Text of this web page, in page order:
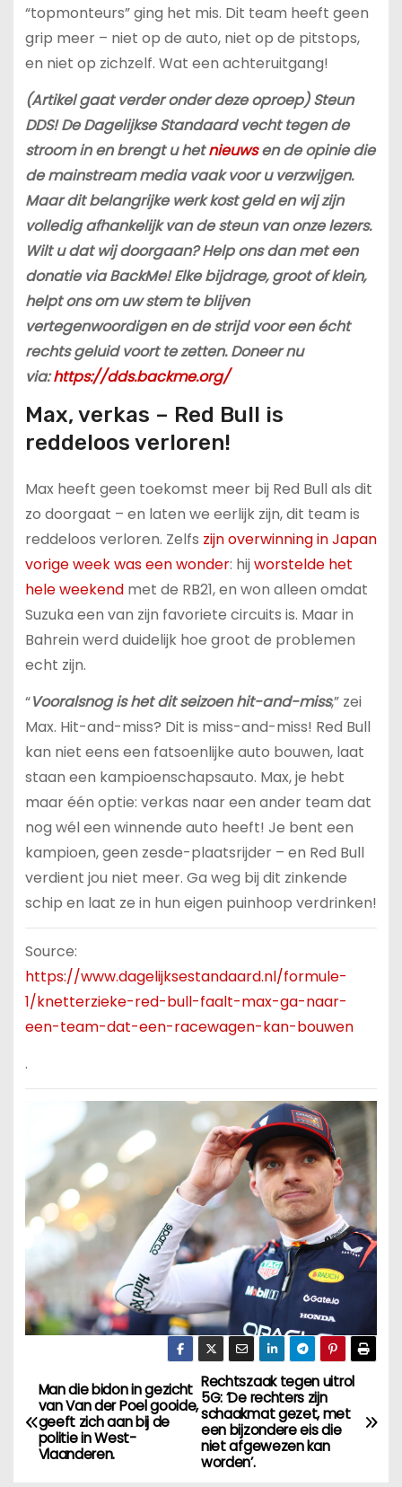
“topmonteurs” ging het mis. Dit team heeft geen
grip meer – niet op de auto, niet op de pitstops,
en niet op zichzelf. Wat een achteruitgang!
(Artikel gaat verder onder deze oproep) Steun
DDS! De Dagelijkse Standaard vecht tegen de
stroom in en brengt u hetnieuwsen de opinie die
de mainstream media vaak voor u verzwijgen.
Maar dit belangrijke werk kost geld en wij zijn
volledig afhankelijk van de steun van onze lezers.
Wilt u dat wij doorgaan? Help ons dan met een
donatie via BackMe! Elke bijdrage, groot of klein,
helpt ons om uw stem te blijven
vertegenwoordigen en de strijd voor een écht
rechts geluid voort te zetten. Doneer nu
via:https://dds.backme.org/
Max, verkas – Red Bull is
reddeloos verloren!
Max heeft geen toekomst meer bij Red Bull als dit
zo doorgaat – en laten we eerlijk zijn, dit team is
reddeloos verloren. Zelfs zijn overwinning in Japan
vorige week was een wonder: hijworstelde het
hele weekendmet de RB21, en won alleen omdat
Suzuka een van zijn favoriete circuits is. Maar in
Bahrein werd duidelijk hoe groot de problemen
echt zijn.
“Vooralsnog is het dit seizoen hit-and-miss,” zei
Max. Hit-and-miss? Dit is miss-and-miss! Red Bull
kan niet eens een fatsoenlijke auto bouwen, laat
staan een kampioenschapsauto. Max, je hebt
maar één optie: verkas naar een ander team dat
nog wél een winnende auto heeft! Je bent een
kampioen, geen zesde-plaatsrijder – en Red Bull
verdient jou niet meer. Ga weg bij dit zinkende
schip en laat ze in hun eigen puinhoop verdrinken!
Source:
https://www.dagelijksestandaard.nl/formule-
1/knetterzieke-red-bull-faalt-max-ga-naar-
een-team-dat-een-racewagen-kan-bouwen
.
B
e
Rechtszaak tegen uitrol
5G: ‘De rechters zijn
schaakmat gezet, met
een bijzondere eis die
niet afgewezen kan
worden’.
Man die bidon in gezicht
van Van der Poel gooide,
geeft zich aan bij de
politie in West-
Vlaanderen.